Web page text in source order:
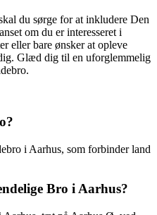
du sørge for at inkludere Den
om du er interesseret i
eller bare ønsker at opleve
Glæd dig til en uforglemmelig
i Aarhus, som forbinder land
Bro i Aarhus?